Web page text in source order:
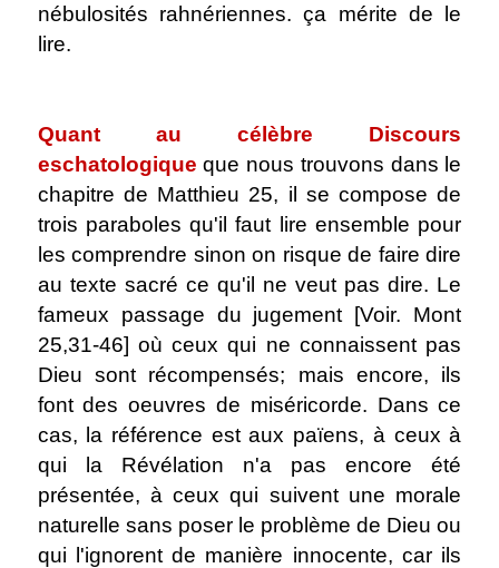
nébulosités rahnériennes. ça mérite de le
lire.
Quant au célèbre Discours
eschatologique que nous trouvons dans le
chapitre de Matthieu 25, il se compose de
trois paraboles qu'il faut lire ensemble pour
les comprendre sinon on risque de faire dire
au texte sacré ce qu'il ne veut pas dire. Le
fameux passage du jugement [Voir. Mont
25,31-46] où ceux qui ne connaissent pas
Dieu sont récompensés; mais encore, ils
font des oeuvres de miséricorde. Dans ce
cas, la référence est aux païens, à ceux à
qui la Révélation n'a pas encore été
présentée, à ceux qui suivent une morale
naturelle sans poser le problème de Dieu ou
qui l'ignorent de manière innocente, car ils